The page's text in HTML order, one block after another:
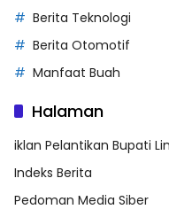
Berita Teknologi
Berita Otomotif
Manfaat Buah
Halaman
iklan Pelantikan Bupati
Indeks Berita
Pedoman Media Siber